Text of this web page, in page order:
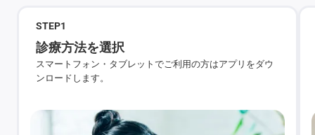
STEP1
診療方法を選択
スマートフォン・タブレットでご利用の方はアプリをダウ
ンロードします。